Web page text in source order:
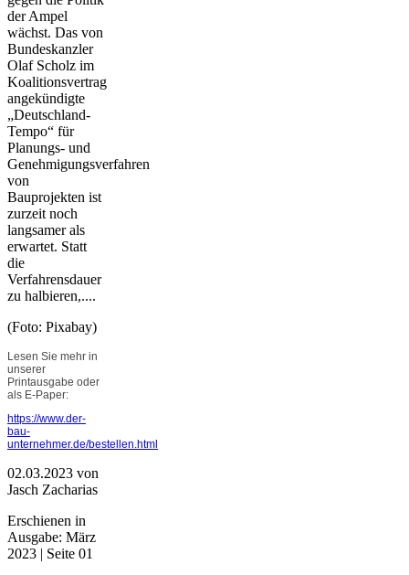
der Ampel
wächst. Das von
Bundeskanzler
Olaf Scholz im
Koalitionsvertrag
angekündigte
„Deutschland-
Tempo“ für
Planungs- und
Genehmigungsverfahren
von
Bauprojekten ist
zurzeit noch
langsamer als
erwartet. Statt
die
Verfahrensdauer
zu halbieren,....
(Foto: Pixabay)
Lesen Sie mehr in
unserer
Printausgabe oder
als E-Paper:
https://www.der-
bau-
unternehmer.de/bestellen.html
02.03.2023 von
Jasch Zacharias
Erschienen in
Ausgabe: März
2023 | Seite 01